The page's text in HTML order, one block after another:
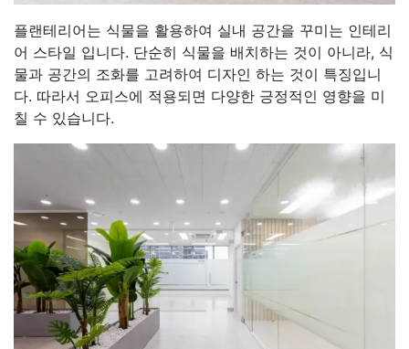
플랜테리어는 식물을 활용하여 실내 공간을 꾸미는 인테리
어 스타일 입니다. 단순히 식물을 배치하는 것이 아니라, 식
물과 공간의 조화를 고려하여 디자인 하는 것이 특징입니
다. 따라서 오피스에 적용되면 다양한 긍정적인 영향을 미
칠 수 있습니다.